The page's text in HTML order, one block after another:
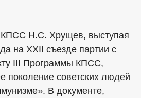
КПСС Н.С. Хрущев, выступая
на XXII съезде партии с
III Программы КПСС,
поколение советских людей
В документе,